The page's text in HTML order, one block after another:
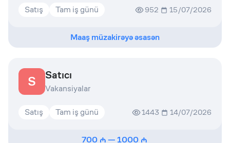
Satış Tam iş günü 952 15/07/2026
Maaş müzakirəyə əsasən
S Satıcı
Vakansiyalar
Satış Tam iş günü 1443 14/07/2026
700 —1000